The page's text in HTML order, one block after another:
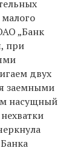
„Банк
при
двух
заемными
насущный